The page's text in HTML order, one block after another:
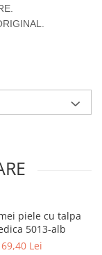
piele cu talpa
5013-alb
Lei